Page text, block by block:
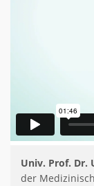
Univ. Prof. Dr.
der